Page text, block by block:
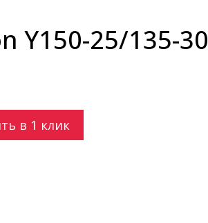
Y150-25/135-30
в 1 клик